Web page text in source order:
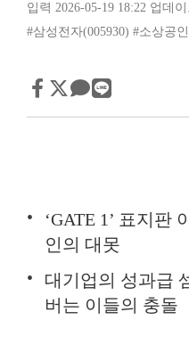
입력 2026-05-19 18:22 업데이
#삼성전자(005930) #소상공
‘GATE 1’ 표지판
인의 대못
대기업의 성과급
버는 이들의 충돌